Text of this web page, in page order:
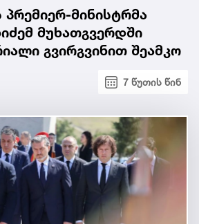
მინისტრმა
მუხათგვერდში
გვირგვინით შეამკო
7 წუთის წინ